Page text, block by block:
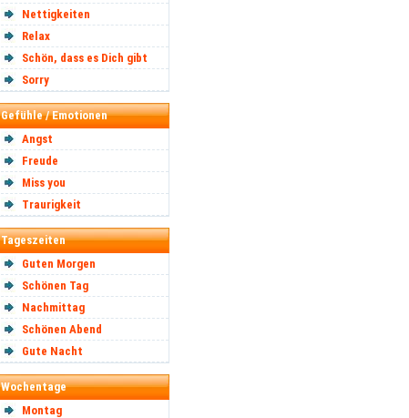
Nettigkeiten
Relax
Schön, dass es Dich gibt
Sorry
Gefühle / Emotionen
Angst
Freude
Miss you
Traurigkeit
Tageszeiten
Guten Morgen
Schönen Tag
Nachmittag
Schönen Abend
Gute Nacht
Wochentage
Montag